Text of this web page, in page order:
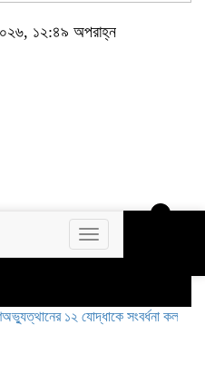
১২:৪৯ অপরাহ্ন
Toggle
navigation
১২ যোদ্ধাকে সংবর্ধনা কলাপাড়ায় চার